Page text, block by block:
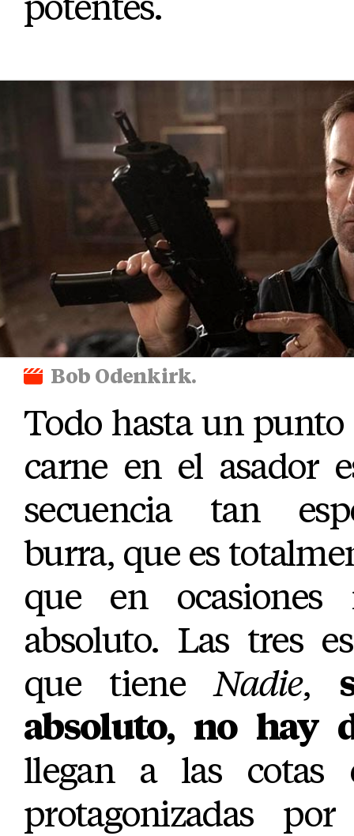
Bob Odenkirk.
Todo hasta un
carne en el asador
secuencia tan
burra, que es
que en ocasiones
absoluto. Las tres
que tieneNadie,
absoluto, no hay
llegan a las cotas
protagonizadas